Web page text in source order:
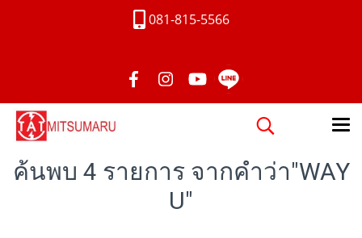
081-815-5566
ค้นพบ 4 รายการ จากคำว่า"WAY
U"